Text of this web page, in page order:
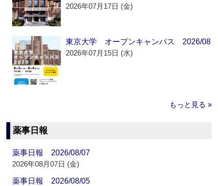
2026年07月17日 (金)
東京大学 オープンキャンパス 2026/08
2026年07月15日 (水)
もっと見る »
薬事日報
薬事日報 2026/08/07
2026年08月07日 (金)
薬事日報 2026/08/05